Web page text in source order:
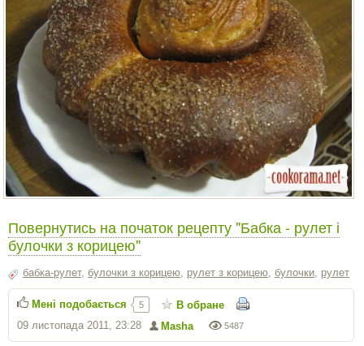
Повернутись на початок рецепту "Бабка - рулет і
булочки з корицею"
бабка-рулет, булочки з корицею, рулет з корицею, булочки, рулет
5487
Masha
09 листопада 2011, 23:28
Мені подобається 5 В обране